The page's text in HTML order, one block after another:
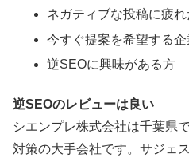
ネガティブな投稿に疲
今すぐ提案を希望する企
逆SEOに興味がある方
逆SEOのレビューは良い
シエンプレ株式会社は千葉県
対策の大手会社です。サジェ